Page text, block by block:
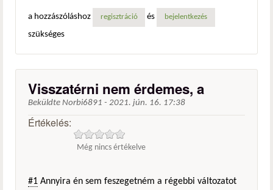
a hozzászóláshoz regisztráció és bejelentkezés
szükséges
Visszatérni nem érdemes, a
Beküldte Norbi6891 - 2021. jún. 16. 17:38
Értékelés:
Még nincs értékelve
#1 Annyira én sem feszegetném a régebbi változatot